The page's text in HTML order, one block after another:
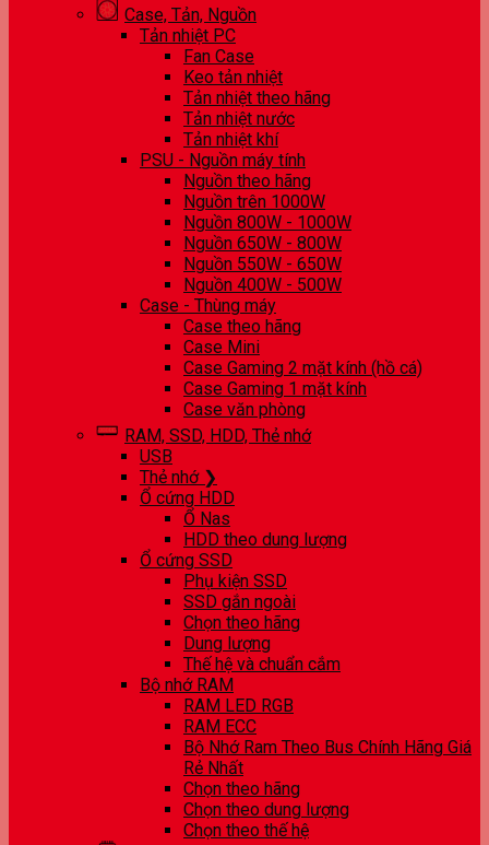
Case, Tản, Nguồn
Tản nhiệt PC
Fan Case
Keo tản nhiệt
Tản nhiệt theo hãng
Tản nhiệt nước
Tản nhiệt khí
PSU - Nguồn máy tính
Nguồn theo hãng
Nguồn trên 1000W
Nguồn 800W - 1000W
Nguồn 650W - 800W
Nguồn 550W - 650W
Nguồn 400W - 500W
Case - Thùng máy
Case theo hãng
Case Mini
Case Gaming 2 mặt kính (hồ cá)
Case Gaming 1 mặt kính
Case văn phòng
RAM, SSD, HDD, Thẻ nhớ
USB
Thẻ nhớ ❯
Ổ cứng HDD
Ổ Nas
HDD theo dung lượng
Ổ cứng SSD
Phụ kiện SSD
SSD gắn ngoài
Chọn theo hãng
Dung lượng
Thế hệ và chuẩn cắm
Bộ nhớ RAM
RAM LED RGB
RAM ECC
Bộ Nhớ Ram Theo Bus Chính Hãng Giá
Rẻ Nhất
Chọn theo hãng
Chọn theo dung lượng
Chọn theo thế hệ